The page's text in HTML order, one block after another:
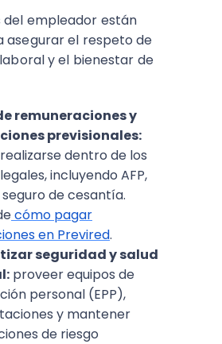
del empleador están
asegurar el respeto de
y el bienestar de
remuneraciones y
previsionales:
dentro de los
incluyendo AFP,
de cesantía.
cómo pagar
en Previred.
seguridad y salud
proveer equipos de
personal (EPP),
y mantener
de riesgo